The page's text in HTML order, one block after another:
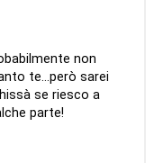
non
te...però sarei
se riesco a
parte!